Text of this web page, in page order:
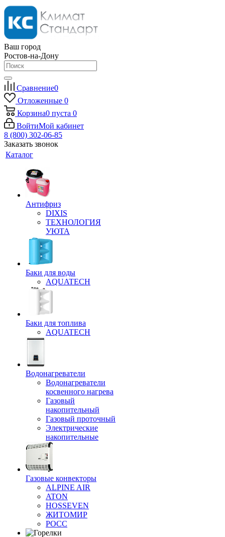
Ваш город
Ростов-на-Дону
Сравнение0
Отложенные 0
Корзина0 пуста 0
ВойтиМой кабинет
8 (800) 302-06-85
Заказать звонок
Каталог
Антифриз
DIXIS
ТЕХНОЛОГИЯ
УЮТА
Баки для воды
AQUATECH
Баки для топлива
AQUATECH
Водонагреватели
Водонагреватели
косвенного нагрева
Газовый
накопительный
Газовый проточный
Электрические
накопительные
Газовые конвекторы
ALPINE AIR
ATON
HOSSEVEN
ЖИТОМИР
РОСС